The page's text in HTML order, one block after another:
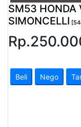
SM53 HONDA
SIMONCELLI
Rp.
Beli Nego